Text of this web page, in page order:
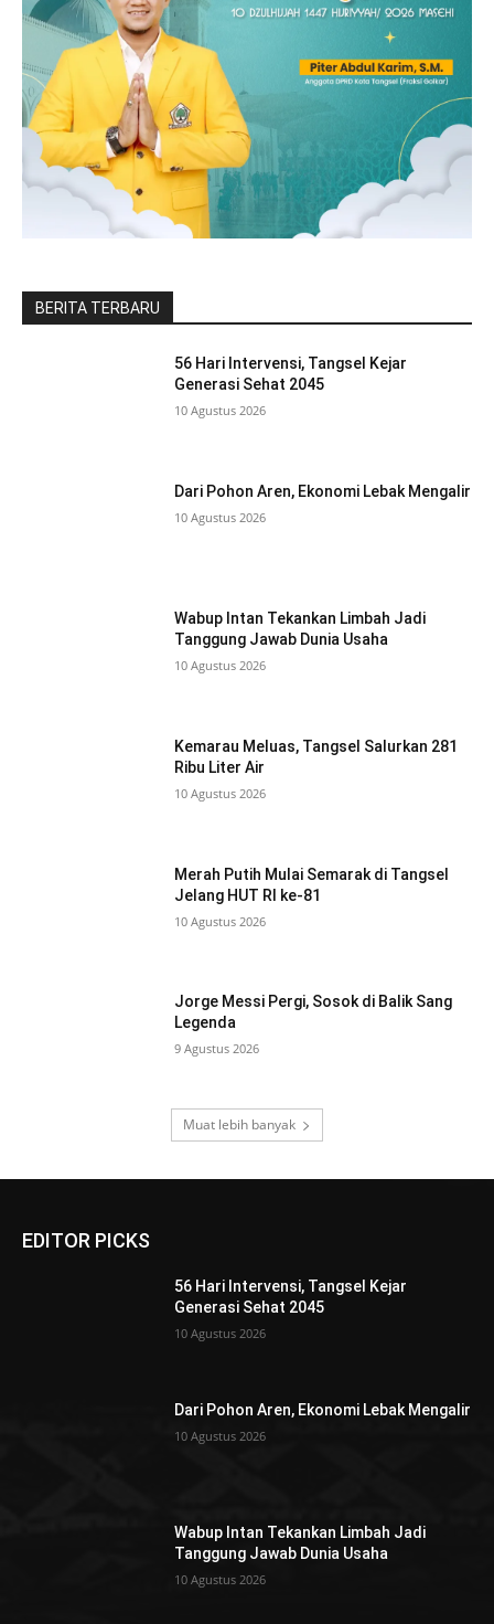
BERITA TERBARU
56 Hari Intervensi, Tangsel Kejar
Generasi Sehat 2045
10 Agustus 2026
Dari Pohon Aren, Ekonomi Lebak Mengalir
10 Agustus 2026
Wabup Intan Tekankan Limbah Jadi
Tanggung Jawab Dunia Usaha
10 Agustus 2026
Kemarau Meluas, Tangsel Salurkan 281
Ribu Liter Air
10 Agustus 2026
Merah Putih Mulai Semarak di Tangsel
Jelang HUT RI ke-81
10 Agustus 2026
Jorge Messi Pergi, Sosok di Balik Sang
Legenda
9 Agustus 2026
Muat lebih banyak
EDITOR PICKS
56 Hari Intervensi, Tangsel Kejar
Generasi Sehat 2045
10 Agustus 2026
Dari Pohon Aren, Ekonomi Lebak Mengalir
10 Agustus 2026
Wabup Intan Tekankan Limbah Jadi
Tanggung Jawab Dunia Usaha
10 Agustus 2026